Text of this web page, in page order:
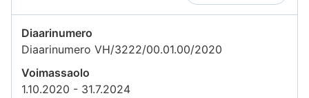
Diaarinumero
Diaarinumero VH/3222/00.01.00/2020
Voimassaolo
1.10.2020 - 31.7.2024